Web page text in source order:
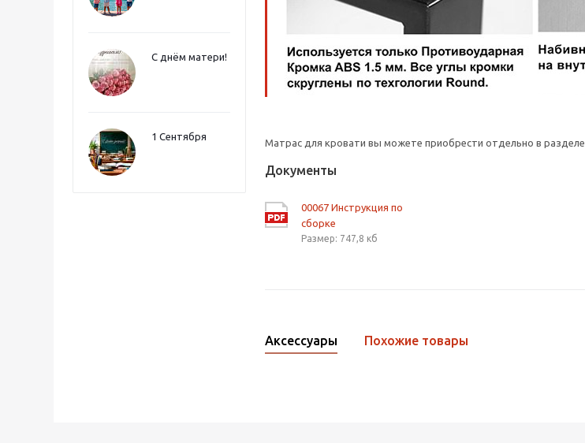
С днём матери!
1 Сентября
Матрас для кровати вы можете приобрести отдельно в разделе
Документы
00067 Инструкция по
сборке
Размер: 747,8 кб
Аксессуары Похожие товары